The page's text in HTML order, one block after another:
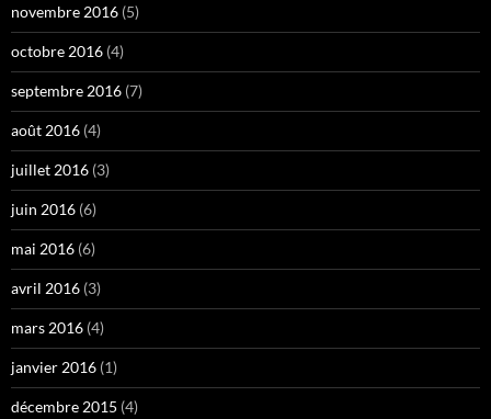
novembre 2016 (5)
octobre 2016 (4)
septembre 2016 (7)
août 2016 (4)
juillet 2016 (3)
juin 2016 (6)
mai 2016 (6)
avril 2016 (3)
mars 2016 (4)
janvier 2016 (1)
décembre 2015 (4)